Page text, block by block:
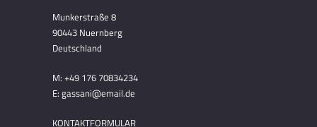
Munkerstraße 8
90443 Nuernberg
Deutschland
M: +49 176 70834234
E: gassani@email.de
KONTAKTFORMULAR